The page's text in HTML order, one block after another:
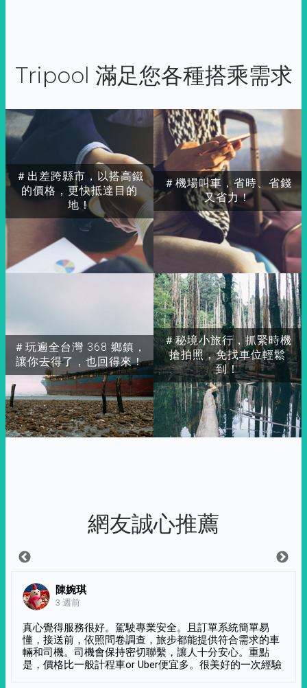
Tripool 滿足您各種搭乘需求
＃出差跨縣市，以搭高鐵
的價格，更快抵達目的
地！
＃玩遍全台灣 368 鄉鎮，
讓你去得了，也回得來！
＃秘境小旅行，抓緊時機
搶拍照，免找車位輕鬆
到！
＃機場叫車，省時、省錢
又省力！
網友誠心推薦
陳婉琪
3 週前
真心覺得服務很好。駕駛專業安全。且訂單系統簡單易
懂，接送前，依照問卷調查，旅步都能提供符合需求的車
輛和司機。司機會保持密切聯繫，讓人十分安心。重點
是，價格比一般計程車or Uber便宜多。很美好的一次經驗